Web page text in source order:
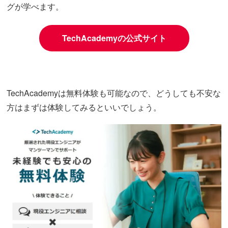
グが学べます。
TechAcademyの公式サイト
TechAcademyは無料体験も可能なので、どうしても不安な
方はまずは体験してみるといいでしょう。